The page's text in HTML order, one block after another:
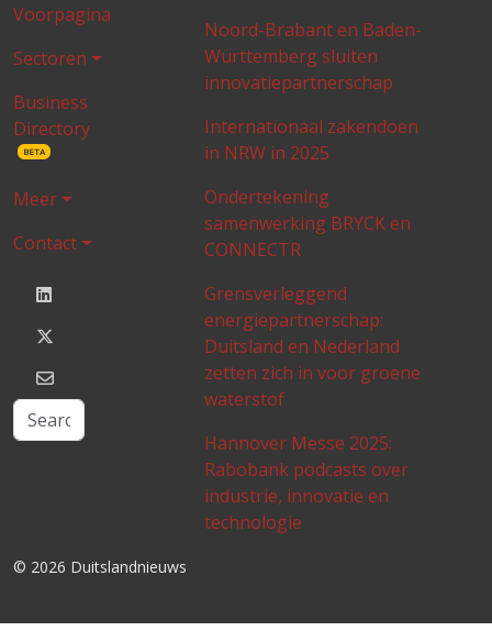
Voorpagina
Sectoren
Business
Directory
BETA
Meer
Contact
Noord-Brabant en Baden-
Württemberg sluiten
innovatiepartnerschap
Internationaal zakendoen
in NRW in 2025
Ondertekening
samenwerking BRYCK en
CONNECTR
Grensverleggend
energiepartnerschap:
Duitsland en Nederland
zetten zich in voor groene
waterstof
Hannover Messe 2025:
Rabobank podcasts over
industrie, innovatie en
technologie
© 2026 Duitslandnieuws